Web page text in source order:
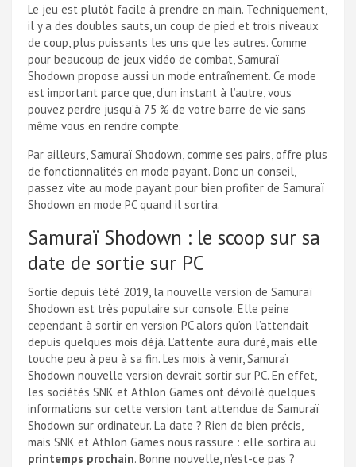
Le jeu est plutôt facile à prendre en main. Techniquement,
il y a des doubles sauts, un coup de pied et trois niveaux
de coup, plus puissants les uns que les autres. Comme
pour beaucoup de jeux vidéo de combat, Samuraï
Shodown propose aussi un mode entraînement. Ce mode
est important parce que, d’un instant à l’autre, vous
pouvez perdre jusqu’à 75 % de votre barre de vie sans
même vous en rendre compte.
Par ailleurs, Samuraï Shodown, comme ses pairs, offre plus
de fonctionnalités en mode payant. Donc un conseil,
passez vite au mode payant pour bien profiter de Samuraï
Shodown en mode PC quand il sortira.
Samuraï Shodown : le scoop sur sa
date de sortie sur PC
Sortie depuis l’été 2019, la nouvelle version de Samuraï
Shodown est très populaire sur console. Elle peine
cependant à sortir en version PC alors qu’on l’attendait
depuis quelques mois déjà. L’attente aura duré, mais elle
touche peu à peu à sa fin. Les mois à venir, Samuraï
Shodown nouvelle version devrait sortir sur PC. En effet,
les sociétés SNK et Athlon Games ont dévoilé quelques
informations sur cette version tant attendue de Samuraï
Shodown sur ordinateur. La date ? Rien de bien précis,
mais SNK et Athlon Games nous rassure : elle sortira au
printemps prochain. Bonne nouvelle, n’est-ce pas ?